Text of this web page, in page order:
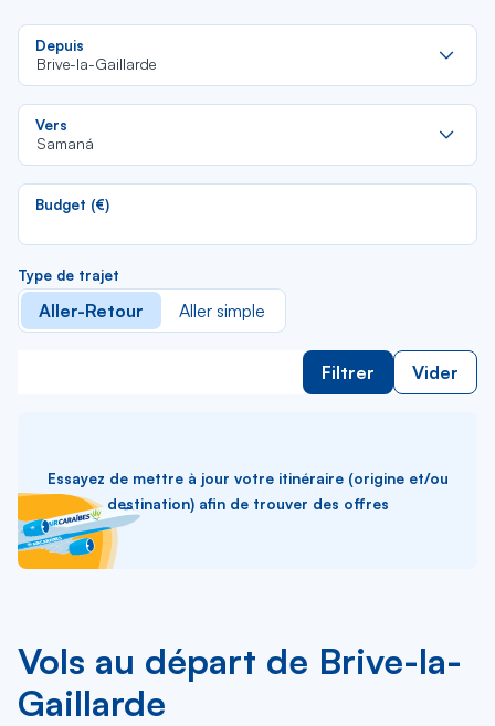
Depuis
Brive-la-Gaillarde
Vers
Samaná
Budget (€)
Type de trajet
Aller-Retour Aller simple
Filtrer Vider
Essayez de mettre à jour votre itinéraire (origine et/ou
destination) afin de trouver des offres
Vols au départ de Brive-la-
Gaillarde